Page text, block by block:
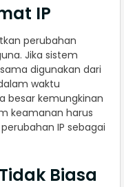
IP
perubahan
Jika sistem
digunakan dari
waktu
besar kemungkinan
keamanan harus
IP sebagai
Biasa